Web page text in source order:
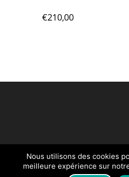
€210,00
Créé par
Nous utilisons des cookies
meilleure expérience sur